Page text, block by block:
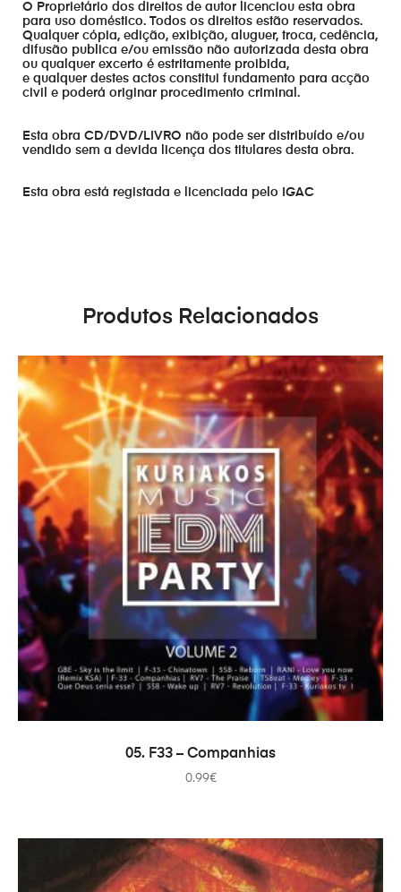
O Proprietário dos direitos de autor licenciou esta obra
para uso doméstico. Todos os direitos estão reservados.
Qualquer cópia, edição, exibição, aluguer, troca, cedência,
difusão publica e/ou emissão não autorizada desta obra
ou qualquer excerto é estritamente proibida,
e qualquer destes actos constitui fundamento para acção
civil e poderá originar procedimento criminal.
Esta obra CD/DVD/LIVRO não pode ser distribuído e/ou
vendido sem a devida licença dos titulares desta obra.
Esta obra está registada e licenciada pelo IGAC
Produtos Relacionados
ADICIONAR
05. F33 – Companhias
0.99€